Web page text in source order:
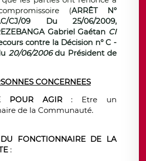
(ARRÊT N°
CJ/09 Du 25/06/2009,
Gabriel Gaétan CI
contre la Décision n° C -
20/06/2006du Président de
CONCERNEES
POUR AGIR: Etre un
de la Communauté.
FONCTIONNAIRE DE LA
: